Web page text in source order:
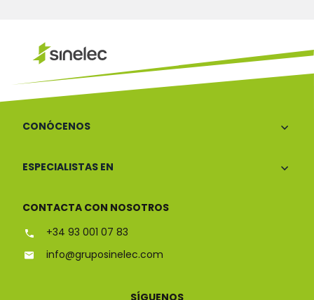
CONÓCENOS
ESPECIALISTAS EN
CONTACTA CON NOSOTROS
+34 93 001 07 83
info@gruposinelec.com
SÍGUENOS